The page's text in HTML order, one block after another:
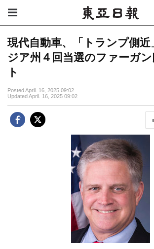
現代自動車、「トランプ側
ジア州４回当選のファーガ
ト
Posted April. 16, 2025 09:02
Updated April. 16, 2025 09:02